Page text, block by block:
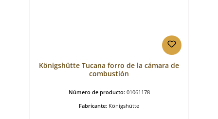
Königshütte Tucana forro de la cámara de
combustión
Número de producto: 01061178
Fabricante: Königshütte